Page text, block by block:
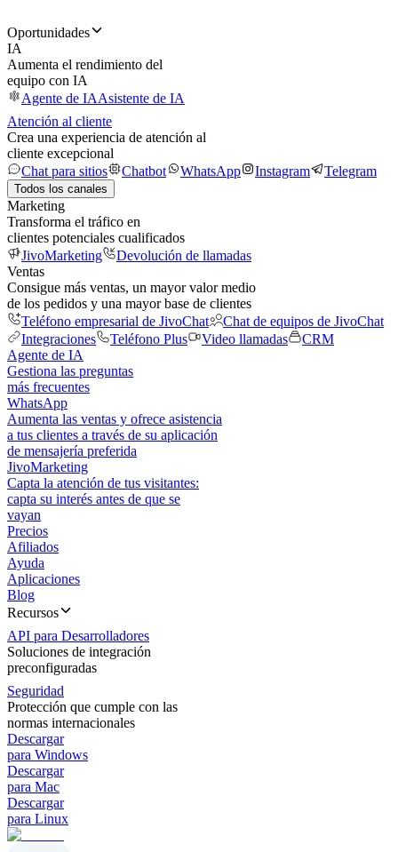
Oportunidades
IA
Aumenta el rendimiento del
equipo con IA
Agente de IAAsistente de IA
Atención al cliente
Crea una experiencia de atención al
cliente excepcional
Chat para sitios
Chatbot WhatsApp Instagram Telegram
Todos los canales
Marketing
Transforma el tráfico en
clientes potenciales cualificados
JivoMarketing
Devolución de llamadas
Ventas
Consigue más ventas, un mayor valor medio
de los pedidos y una mayor base de clientes
Teléfono empresarial de JivoChat
Chat de equipos de JivoChat
Integraciones
Teléfono Plus Video llamadas
CRM
Agente de IA
Gestiona las preguntas
más frecuentes
WhatsApp
Aumenta las ventas y ofrece asistencia
a tus clientes a través de su aplicación
de mensajería preferida
JivoMarketing
Capta la atención de tus visitantes:
capta su interés antes de que se
vayan
Precios
Afiliados
Ayuda
Aplicaciones
Blog
Recursos
API para Desarrolladores
Soluciones de integración
preconfiguradas
Seguridad
Protección que cumple con las
normas internacionales
Descargar
para Windows
Descargar
para Mac
Descargar
para Linux